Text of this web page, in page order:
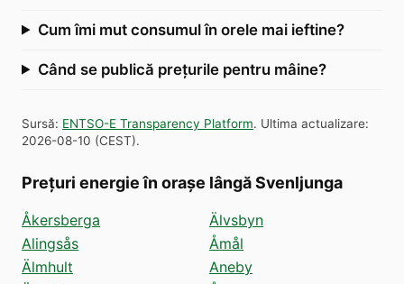
Cum îmi mut consumul în orele mai ieftine?
Când se publică prețurile pentru mâine?
Sursă: ENTSO-E Transparency Platform. Ultima actualizare:
2026-08-10 (CEST).
Prețuri energie în orașe lângă Svenljunga
Åkersberga
Alingsås
Älmhult
Älvsbyn
Åmål
Aneby